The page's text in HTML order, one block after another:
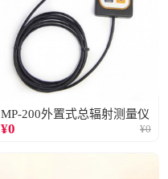
MP-200外置式总辐射测量仪
¥0 ¥0